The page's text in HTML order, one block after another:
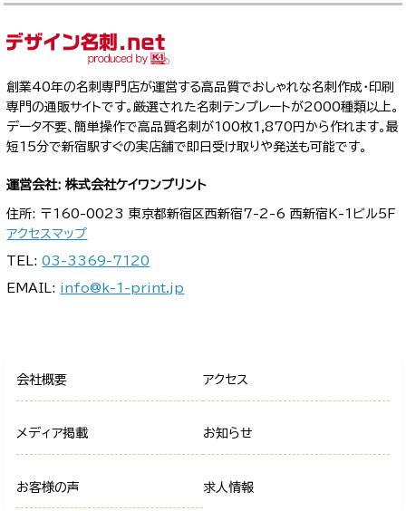
創業40年の名刺専門店が運営する高品質でおしゃれな名刺作成・印刷
専門の通販サイトです。厳選された名刺テンプレートが2000種類以上。
データ不要、簡単操作で高品質名刺が100枚1,870円から作れます。最
短15分で新宿駅すぐの実店舗で即日受け取りや発送も可能です。
運営会社: 株式会社ケイワンプリント
住所: 〒160-0023 東京都新宿区西新宿7-2-6 西新宿K-1ビル5F
アクセスマップ
TEL:03-3369-7120
EMAIL: info@k-1-print.jp
会社概要 アクセス
メディア掲載 お知らせ
お客様の声 求人情報